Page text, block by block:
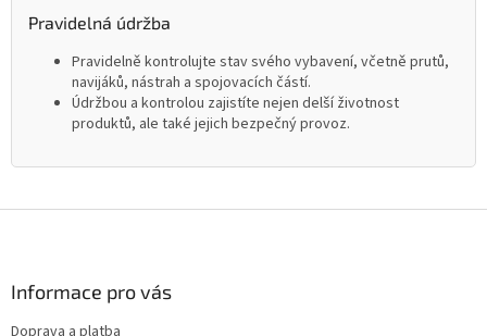
Pravidelná údržba
Pravidelně kontrolujte stav svého vybavení, včetně prutů,
navijáků, nástrah a spojovacích částí.
Údržbou a kontrolou zajistíte nejen delší životnost
produktů, ale také jejich bezpečný provoz.
Informace pro vás